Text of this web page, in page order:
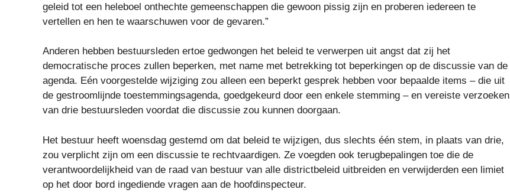
geleid tot een heleboel onthechte gemeenschappen die gewoon pissig zijn en proberen iedereen te
vertellen en hen te waarschuwen voor de gevaren.”
Anderen hebben bestuursleden ertoe gedwongen het beleid te verwerpen uit angst dat zij het
democratische proces zullen beperken, met name met betrekking tot beperkingen op de discussie van de
agenda. Eén voorgestelde wijziging zou alleen een beperkt gesprek hebben voor bepaalde items – die uit
de gestroomlijnde toestemmingsagenda, goedgekeurd door een enkele stemming – en vereiste verzoeken
van drie bestuursleden voordat die discussie zou kunnen doorgaan.
Het bestuur heeft woensdag gestemd om dat beleid te wijzigen, dus slechts één stem, in plaats van drie,
zou verplicht zijn om een ​​discussie te rechtvaardigen. Ze voegden ook terugbepalingen toe die de
verantwoordelijkheid van de raad van bestuur van alle districtbeleid uitbreiden en verwijderden een limiet
op het door bord ingediende vragen aan de hoofdinspecteur.